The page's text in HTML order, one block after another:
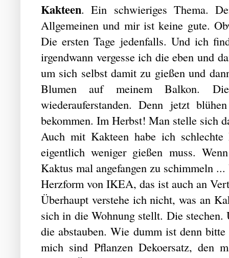
Kakteen. Ein schwieriges Thema.
Allgemeinen und mir ist keine gute.
Die ersten Tage jedenfalls. Und ich
irgendwann vergesse ich die eben und
um sich selbst damit zu gießen und
Blumen auf meinem Balkon.
wiederauferstanden. Denn jetzt
bekommen. Im Herbst! Man stelle sich
Auch mit Kakteen habe ich
eigentlich weniger gießen muss.
Kaktus mal angefangen zu schimmeln
Herzform von IKEA, das ist auch an
Überhaupt verstehe ich nicht, was an
sich in die Wohnung stellt. Die
die abstauben. Wie dumm ist denn
mich sind Pflanzen Dekoersatz, den